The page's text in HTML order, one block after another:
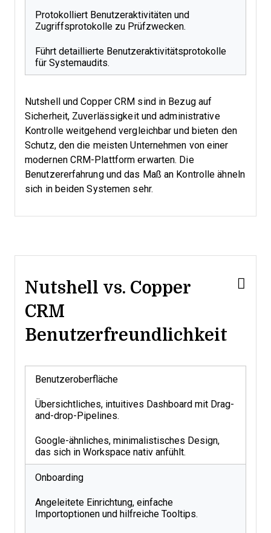
Protokolliert Benutzeraktivitäten und
Zugriffsprotokolle zu Prüfzwecken.
Führt detaillierte Benutzeraktivitätsprotokolle
für Systemaudits.
Nutshell und Copper CRM sind in Bezug auf
Sicherheit, Zuverlässigkeit und administrative
Kontrolle weitgehend vergleichbar und bieten den
Schutz, den die meisten Unternehmen von einer
modernen CRM-Plattform erwarten. Die
Benutzererfahrung und das Maß an Kontrolle ähneln
sich in beiden Systemen sehr.
Nutshell vs. Copper
CRM
Benutzerfreundlichkeit
Benutzeroberfläche
Übersichtliches, intuitives Dashboard mit Drag-
and-drop-Pipelines.
Google-ähnliches, minimalistisches Design,
das sich in Workspace nativ anfühlt.
Onboarding
Angeleitete Einrichtung, einfache
Importoptionen und hilfreiche Tooltips.